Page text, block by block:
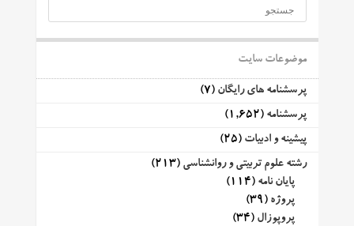
موضوعات سایت
پرسشنامه های رایگان (7)
پرسشنامه (1,652)
پیشینه و ادبیات (25)
رشته علوم تربیتی و روانشناسی (213)
پایان نامه (114)
پروژه (39)
پروپوزال (34)